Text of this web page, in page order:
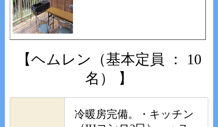
【ヘムレン（基本定員 ： 10
名） 】
冷暖房完備。・キッチン